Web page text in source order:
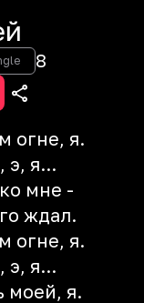
8
огне, я.
э, я...
мне -
ждал.
огне, я.
э, я...
моей, я.